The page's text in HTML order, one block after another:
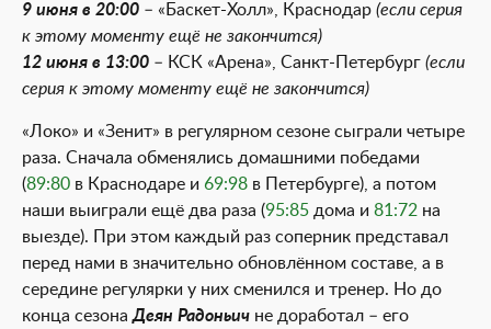
9 июня в 20:00 – «Баскет-Холл», Краснодар (если серия
к этому моменту ещё не закончится)
12 июня в 13:00 – КСК «Арена», Санкт-Петербург (если
серия к этому моменту ещё не закончится)
«Локо» и «Зенит» в регулярном сезоне сыграли четыре
раза. Сначала обменялись домашними победами
(89:80 в Краснодаре и 69:98 в Петербурге), а потом
наши выиграли ещё два раза (95:85 дома и 81:72 на
выезде). При этом каждый раз соперник представал
перед нами в значительно обновлённом составе, а в
середине регулярки у них сменился и тренер. Но до
конца сезонаДеян Радоньич не доработал – его